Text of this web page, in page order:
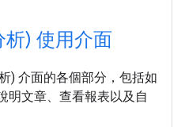
) 使用介面
) 介面的各個部分，包括如
明文章、查看報表以及自